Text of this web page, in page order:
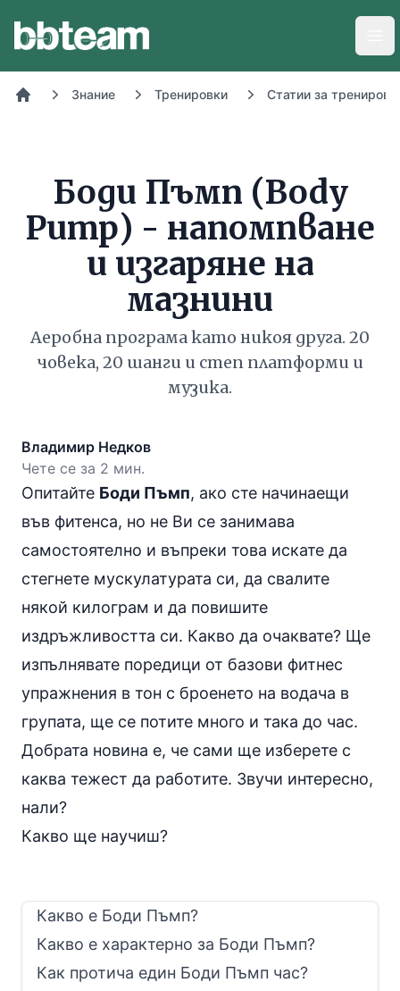
Знание Тренировки Статии за
Боди Пъмп (Body
Pump) - напомпване
и изгаряне на
мазнини
Аеробна програма като никоя друга. 20
човека, 20 шанги и степ платформи и
музика.
Владимир Недков
Чете се за 2 мин.
Опитайте Боди Пъмп, ако сте начинаещи
във фитенса, но не Ви се занимава
самостоятелно и въпреки това искате да
стегнете мускулатурата си, да свалите
някой килограм и да повишите
издръжливостта си. Какво да очаквате? Ще
изпълнявате поредици от базови фитнес
упражнения в тон с броенето на водача в
групата, ще се потите много и така до час.
Добрата новина е, че сами ще изберете с
каква тежест да работите. Звучи интересно,
нали?
Какво ще научиш?
Какво е Боди Пъмп?
Какво е характерно за Боди Пъмп?
Как протича един Боди Пъмп час?